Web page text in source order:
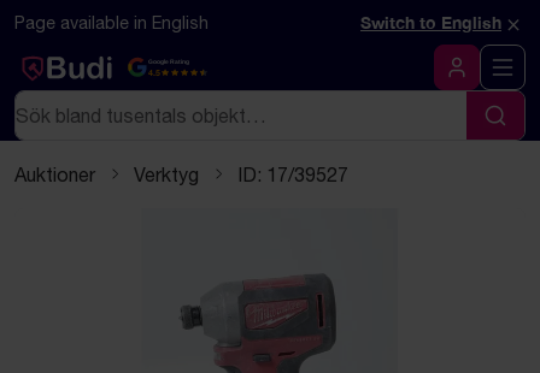
Hoppa till innehåll
Textbaserad (markdown) version av denna sida
Page available in English Switch to English ×
Google Rating
4.5
Logga in
Sök
Sök
Auktioner Verktyg ID: 17/39527